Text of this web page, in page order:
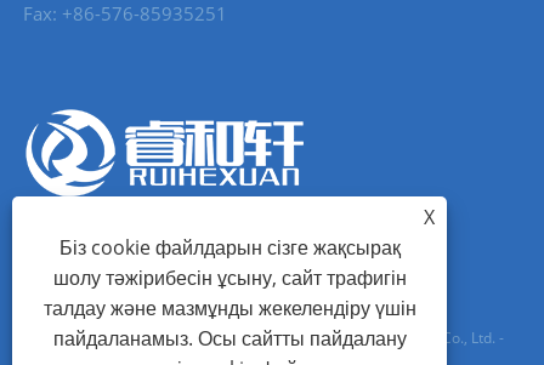
Fax: +86-576-85935251
Авторлық құқық © 2022 Zhejeiang Ruihexuan Import and Soih Co., Ltd. -
X
Біз cookie файлдарын сізге жақсырақ
шолу тәжірибесін ұсыну, сайт трафигін
талдау және мазмұнды жекелендіру үшін
пайдаланамыз. Осы сайтты пайдалану